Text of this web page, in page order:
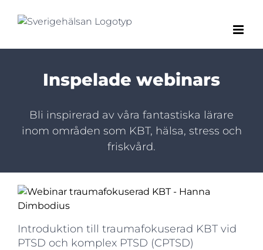
Inspelade webinars
Bli inspirerad av våra fantastiska lärare
inom områden som KBT, hälsa, stress och
friskvård.
Introduktion till traumafokuserad KBT vid
PTSD och komplex PTSD (CPTSD)